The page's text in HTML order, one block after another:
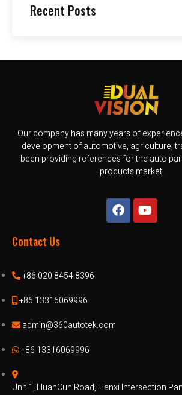
Recent Posts
Our company has many years of
development of automotive, agriculture,
been providing references for the auto
products market.
Contact Us
+86 020 8454 8396
+86 13316069996
admin@360autotek.com
+86 13316069996
Unit 1, HuanCun Road, Hanxi Intersection